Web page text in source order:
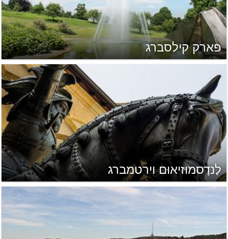
פארק קילסברג
לַנדֶסמוּזיאוּם וירטמברג